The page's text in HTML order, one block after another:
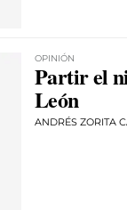
OPINIÓN
Partir el
León
ANDRÉS ZORITA